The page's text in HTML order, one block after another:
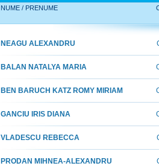
NUME / PRENUME
NEAGU ALEXANDRU
BALAN NATALYA MARIA
BEN BARUCH KATZ ROMY MIRIAM
GANCIU IRIS DIANA
VLADESCU REBECCA
PRODAN MIHNEA-ALEXANDRU